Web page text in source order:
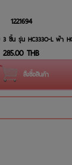
1221694
ชิ้น รุ่น HC333O-L ฟ้า
285.00 THB
สั่งซื้อสินค้า